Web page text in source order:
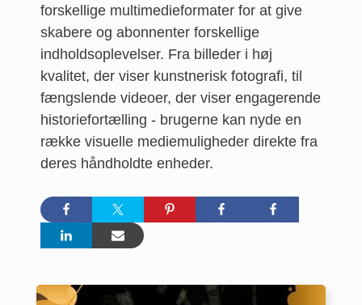
forskellige multimedieformater for at give
skabere og abonnenter forskellige
indholdsoplevelser. Fra billeder i høj
kvalitet, der viser kunstnerisk fotografi, til
fængslende videoer, der viser engagerende
historiefortælling - brugerne kan nyde en
række visuelle mediemuligheder direkte fra
deres håndholdte enheder.